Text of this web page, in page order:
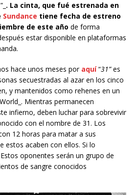
. La cinta, que fué estrenada en
Sundance tiene fecha de estreno
de este año de forma
estar disponible en plataformas
hace unos meses poraquí“31”es
secuestradas al azar en los cinco
y mantenidos como rehenes en un
Mientras permanecen
infierno, deben luchar para sobrevivir
con el nombre de 31. Los
12 horas para matar a sus
estos acaben con ellos. Si lo
oponentes serán un grupo de
de sangre conocidos